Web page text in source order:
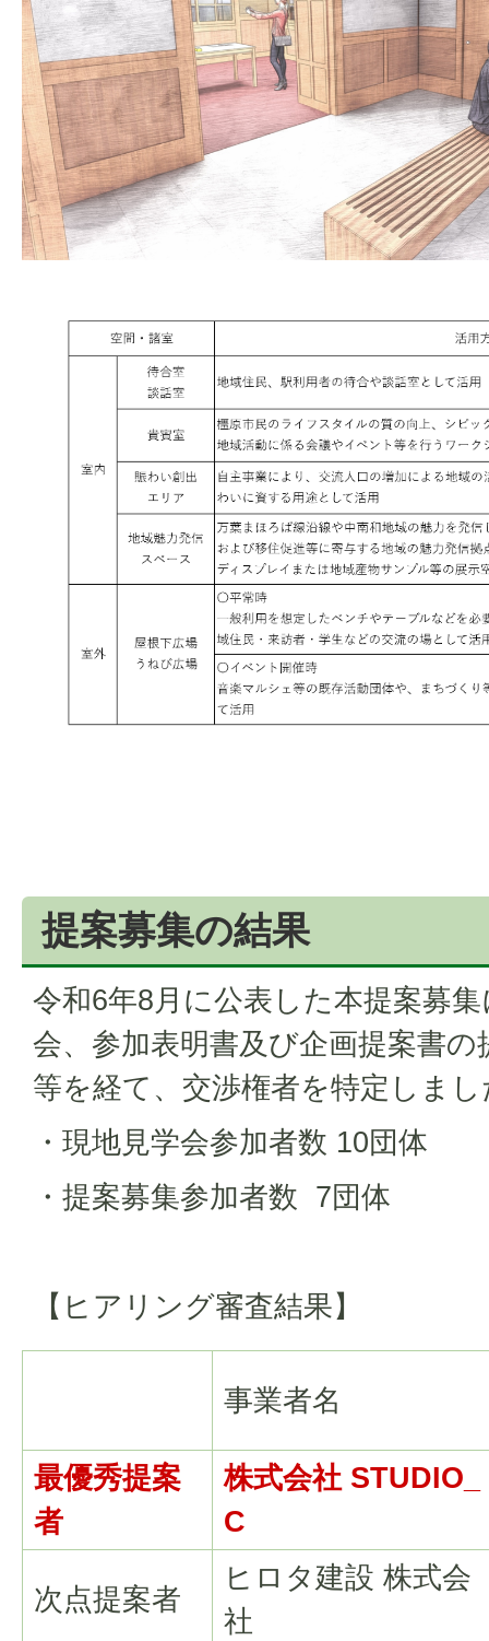
提案募集の結果
令和6年8月に公表した本提案募
会、参加表明書及び企画提案書
等を経て、交渉権者を特定しまし
・現地見学会参加者数 10団体
・提案募集参加者数 7団体
【ヒアリング審査結果】
事業者名
最優秀提案
者
株式会社 STUDIO_
C
次点提案者
ヒロタ建設 株式会
社